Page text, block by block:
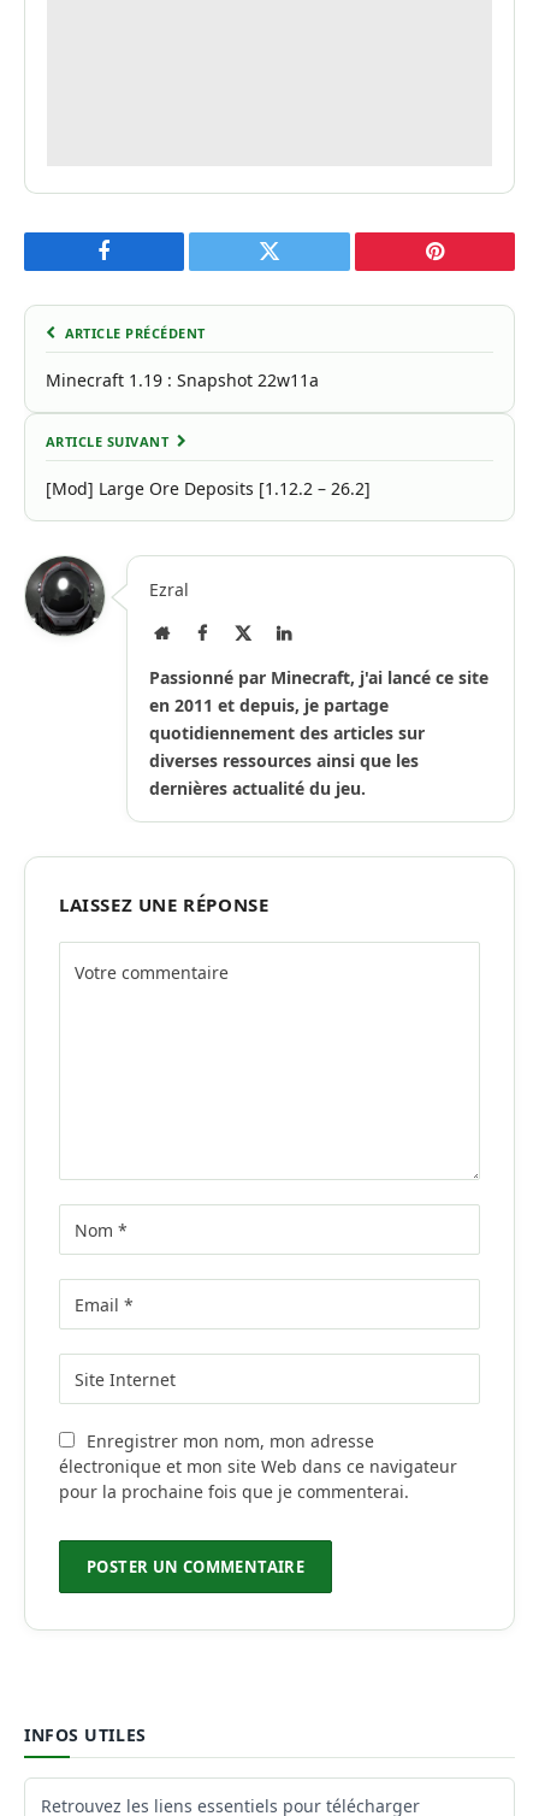
Facebook Twitter Pinterest
ARTICLE PRÉCÉDENT
Minecraft 1.19 : Snapshot 22w11a
ARTICLE SUIVANT
[Mod] Large Ore Deposits [1.12.2 – 26.2]
Ezral
Site
Facebook LinkedIn
Passionné par Minecraft, j'ai lancé ce site
en 2011 et depuis, je partage
quotidiennement des articles sur
diverses ressources ainsi que les
dernières actualité du jeu.
LAISSEZ UNE RÉPONSE
Enregistrer mon nom, mon adresse
électronique et mon site Web dans ce navigateur
pour la prochaine fois que je commenterai.
INFOS UTILES
Retrouvez les liens essentiels pour télécharger